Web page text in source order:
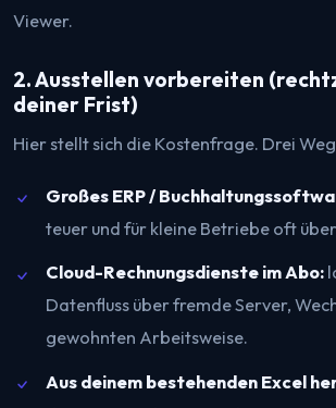
Viewer.
2. Ausstellen vorbereiten
deiner Frist)
Hier stellt sich die Kostenfrage. Drei
Großes ERP /
teuer und für kleine Betriebe oft
Cloud-Rechnungsdienste im Abo:
Datenfluss über fremde Server,
gewohnten Arbeitsweise.
Aus deinem bestehenden Excel